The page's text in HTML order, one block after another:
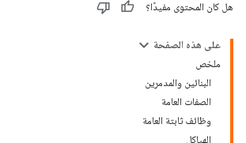
هل كان المحتوى مفيدًا؟
على هذه الصفحة
ملخص
البنائين والمدمرين
الصفات العامة
وظائف ثابتة العامة
الهياكل